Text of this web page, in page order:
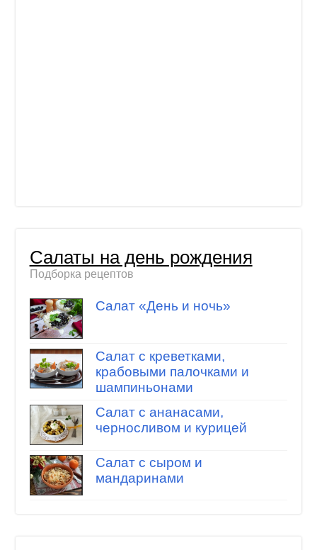
Салаты на день рождения
Подборка рецептов
Салат «День и ночь»
Салат с креветками,
крабовыми палочками и
шампиньонами
Салат с ананасами,
черносливом и курицей
Салат с сыром и
мандаринами